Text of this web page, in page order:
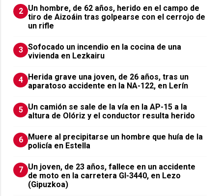
2 Un hombre, de 62 años, herido en el campo de
tiro de Aizoáin tras golpearse con el cerrojo de
un rifle
3 Sofocado un incendio en la cocina de una
vivienda en Lezkairu
4 Herida grave una joven, de 26 años, tras un
aparatoso accidente en la NA-122, en Lerín
5 Un camión se sale de la vía en la AP-15 a la
altura de Olóriz y el conductor resulta herido
6 Muere al precipitarse un hombre que huía de la
policía en Estella
7 Un joven, de 23 años, fallece en un accidente
de moto en la carretera GI-3440, en Lezo
(Gipuzkoa)